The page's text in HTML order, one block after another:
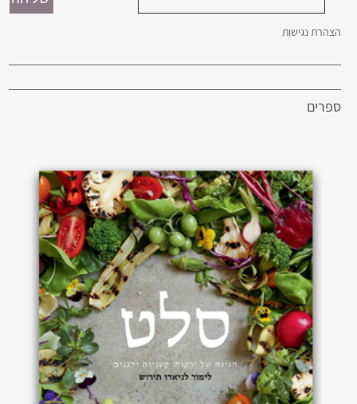
הצהרת נגישות
ספרים